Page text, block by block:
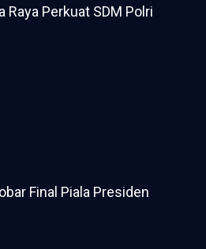
Raya Perkuat SDM Polri
Final Piala Presiden